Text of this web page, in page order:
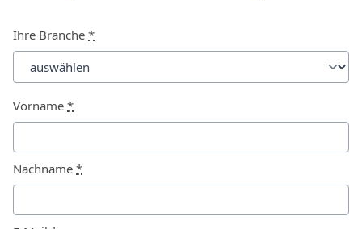
Ihre Branche *
Vorname *
Nachname *